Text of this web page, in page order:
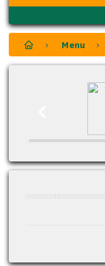
Menu